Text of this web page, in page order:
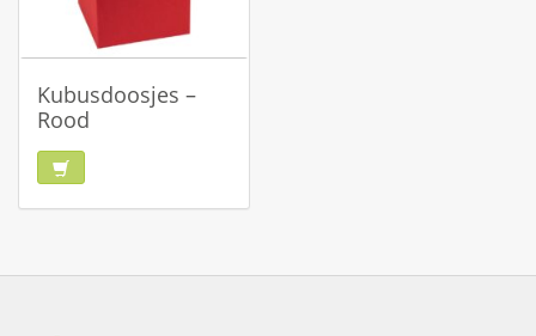
Kubusdoosjes –
Rood